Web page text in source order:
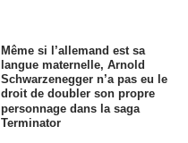
Même si l’allemand est sa
langue maternelle, Arnold
Schwarzenegger n’a pas eu le
droit de doubler son propre
personnage dans la saga
Terminator